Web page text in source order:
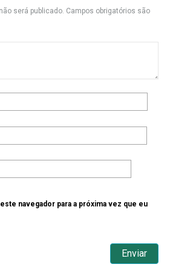
será publicado. Campos obrigatórios são
navegador para a próxima vez que eu